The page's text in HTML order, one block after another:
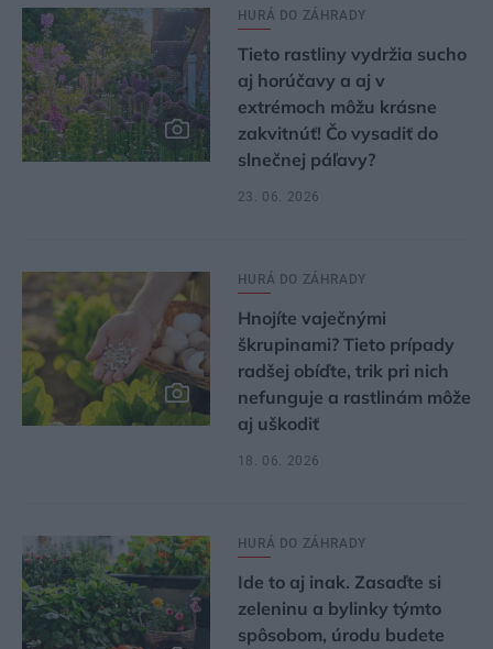
HURÁ DO ZÁHRADY
Tieto rastliny vydržia sucho
aj horúčavy a aj v
extrémoch môžu krásne
zakvitnúť! Čo vysadiť do
slnečnej páľavy?
23. 06. 2026
HURÁ DO ZÁHRADY
Hnojíte vaječnými
škrupinami? Tieto prípady
radšej obíďte, trik pri nich
nefunguje a rastlinám môže
aj uškodiť
18. 06. 2026
HURÁ DO ZÁHRADY
Ide to aj inak. Zasaďte si
zeleninu a bylinky týmto
spôsobom, úrodu budete